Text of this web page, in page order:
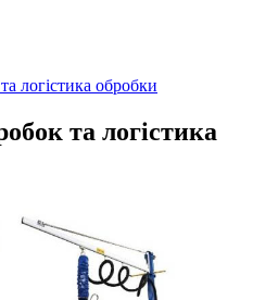
логістика обробки
та логістика